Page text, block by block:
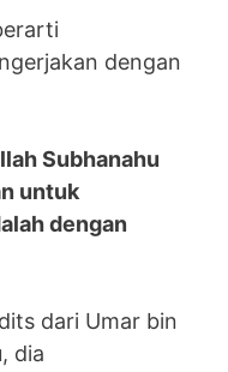
dengan
Subhanahu
untuk
dengan
dari Umar bin
dia